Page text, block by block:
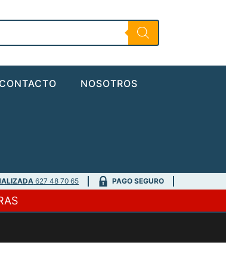
CONTACTO NOSOTROS
627 48 70 65 PAGO SEGURO